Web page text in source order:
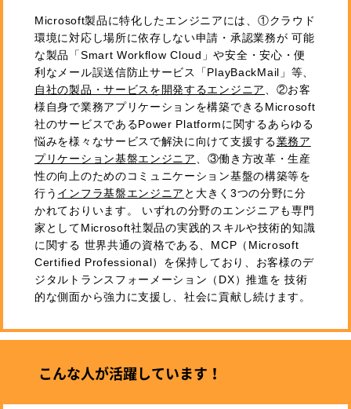
Microsoft製品に特化したエンジニアには、①クラウド
環境に対応し場所に依存しない申請・承認業務が 可能
な製品「Smart Workflow Cloud」や安全・安心・便
利なメール誤送信防止サービス「PlayBackMail」等、
自社の製品・サービスを開発するエンジニア、②お客
様自身で業務アプリケーションを構築できるMicrosoft
社のサービスであるPower Platformに関するあらゆる
悩みを様々なサービスで解決に向けて支援する業務ア
プリケーション基盤エンジニア、③働き方改革・生産
性の向上のためのコミュニケーション基盤の構築等を
行う インフラ基盤エンジニア と大きく3つの分野に分
かれておりいます。 いずれの分野のエンジニアも専門
家としてMicrosoft社製品の実践的スキルや技術的知識
に関する 世界共通の資格である、MCP（Microsoft
Certified Professional）を保持しており、お客様のデ
ジタルトランスフォーメーション（DX）推進を 技術
的な側面から強力に支援し、社会に貢献し続けます。
こんな人が活躍しています！